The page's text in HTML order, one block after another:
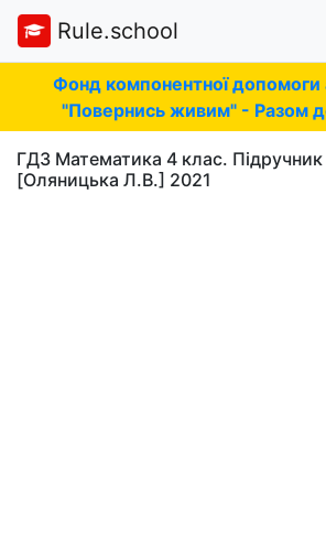
Rule.school
Фонд компонентної допомоги
"Повернись живим" - Разом
ГДЗ Математика 4 клас. Підручник
[Оляницька Л.В.] 2021